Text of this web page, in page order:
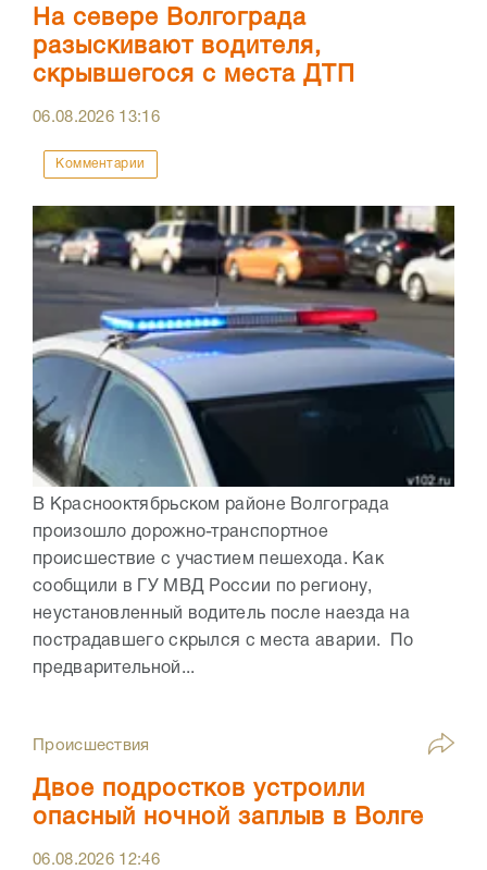
На севере Волгограда
разыскивают водителя,
скрывшегося с места ДТП
06.08.2026 13:16
Комментарии
В Краснооктябрьском районе Волгограда
произошло дорожно-транспортное
происшествие с участием пешехода. Как
сообщили в ГУ МВД России по региону,
неустановленный водитель после наезда на
пострадавшего скрылся с места аварии. По
предварительной...
Происшествия
Двое подростков устроили
опасный ночной заплыв в Волге
06.08.2026 12:46